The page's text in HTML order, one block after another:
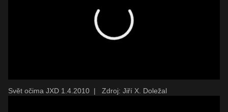
Svět očima JXD 1.4.2010 | Zdroj: Jiří X. Doležal